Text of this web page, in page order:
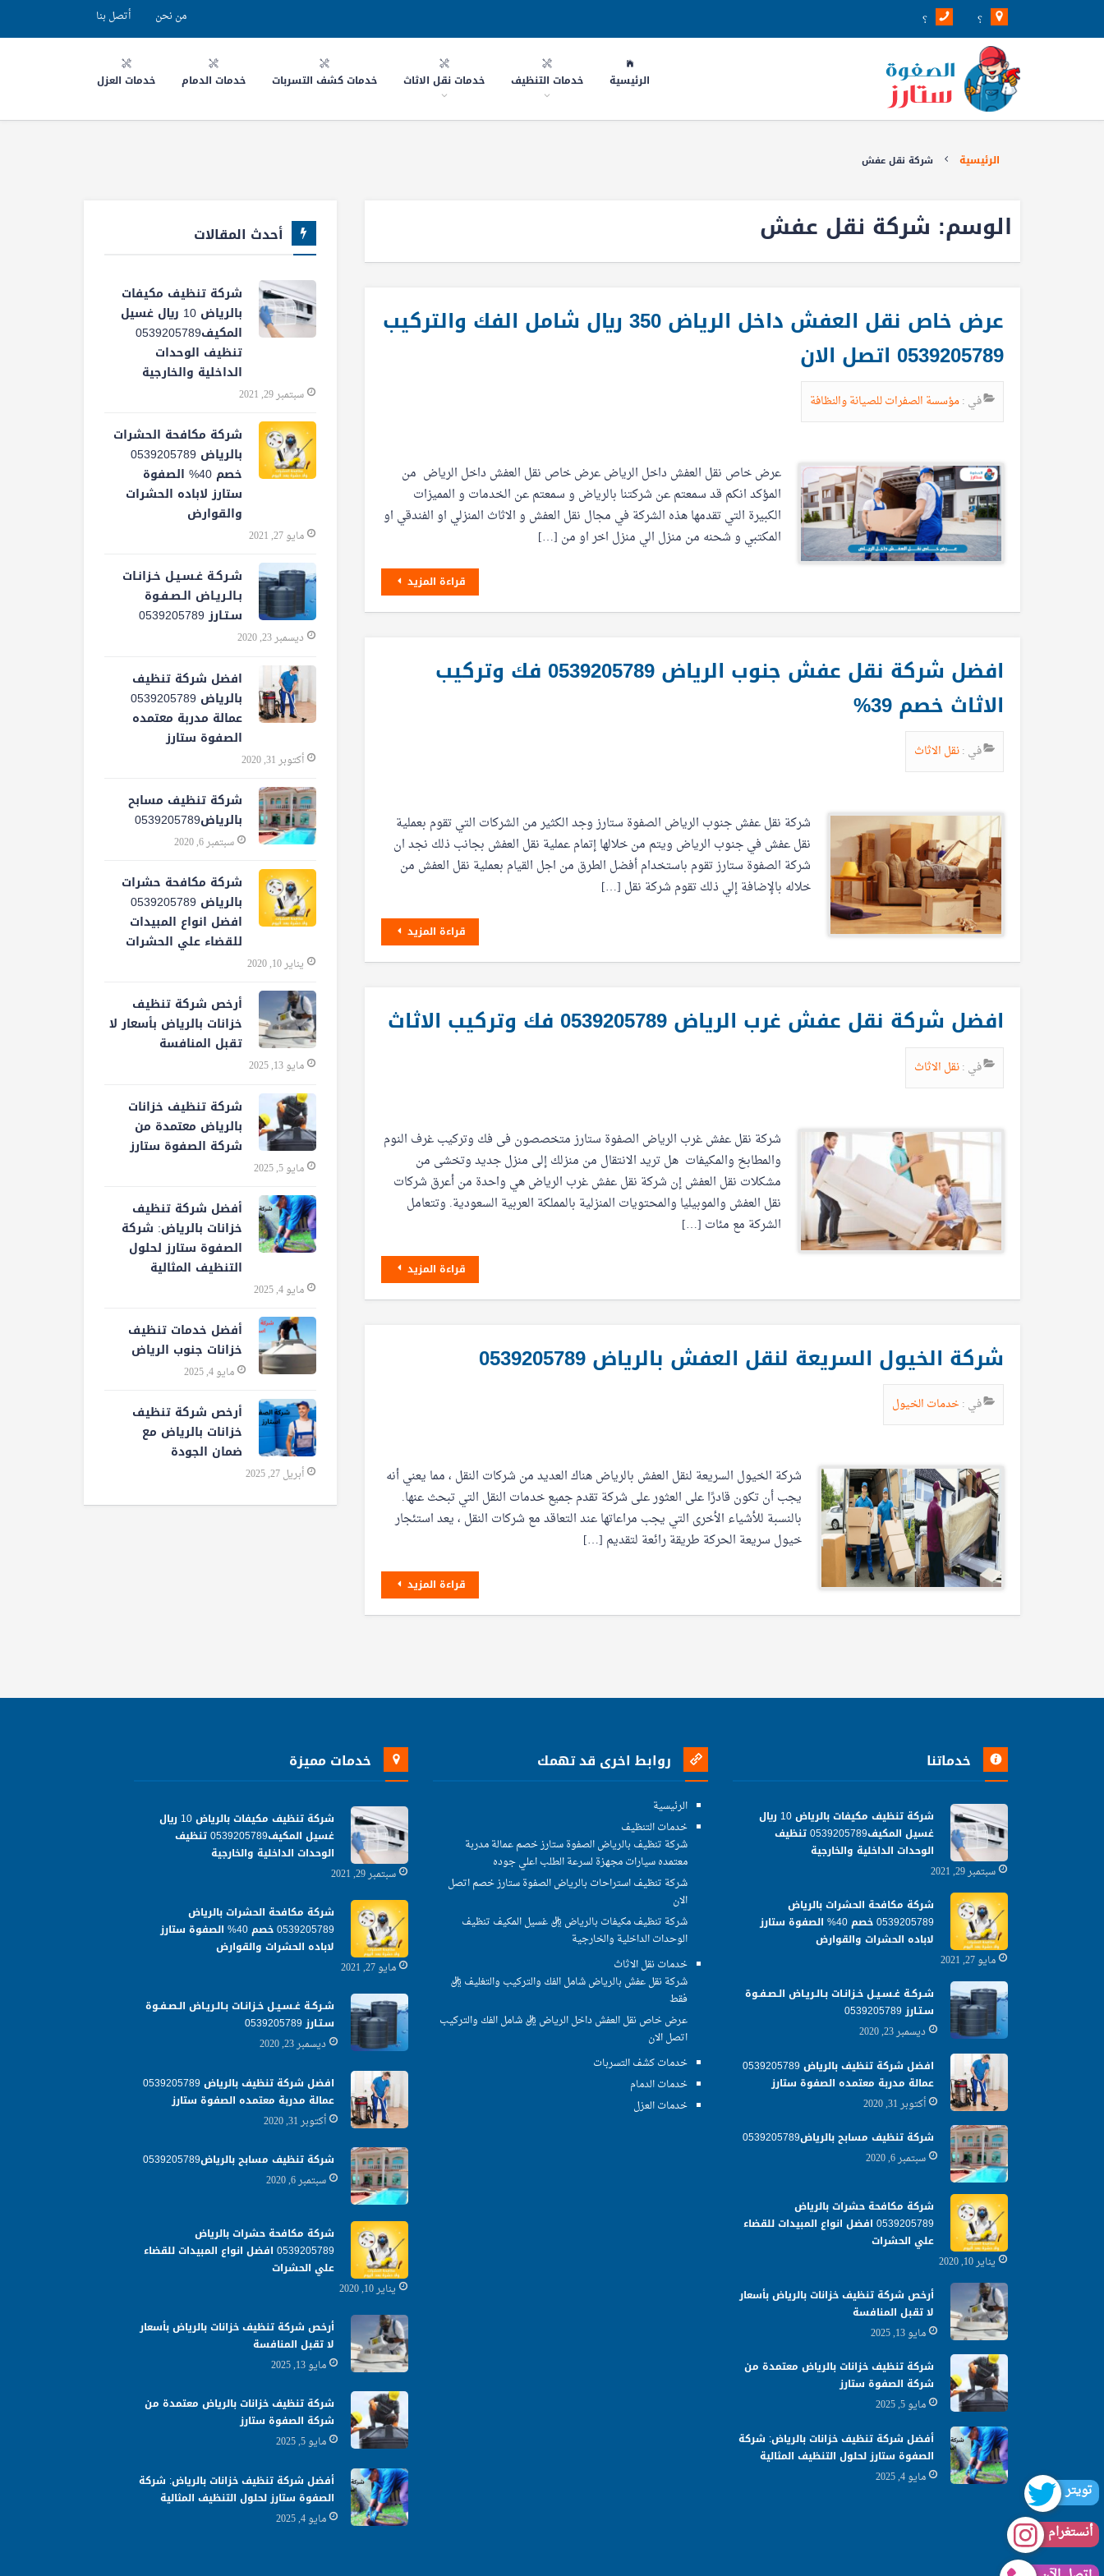
؟ أتصل بنا من نحن
الرئيسية خدمات التنظيف خدمات نقل الاثاث خدمات كشف التسربات خدمات الدمام خدمات العزل
الرئيسية شركة نقل عفش
الوسم: شركة نقل عفش
عرض خاص نقل العفش داخل الرياض 350 ريال شامل الفك والتركيب
0539205789 اتصل الان
في :مؤسسة الصفرات للصيانة والنظافة
عرض خاص نقل العفش داخل الرياض عرض خاص نقل العفش داخل الرياض من
المؤكد انكم قد سمعتم عن شركتنا بالرياض و سمعتم عن الخدمات و المميزات
الكبيرة التي تقدمها هذه الشركة في مجال نقل العفش و الاثاث المنزلي او الفندقي او
المكتبي و شحنه من منزل الي منزل اخر او من […]
قراءة المزيد
افضل شركة نقل عفش جنوب الرياض 0539205789 فك وتركيب
الاثاث خصم 39%
في :نقل الاثاث
شركة نقل عفش جنوب الرياض الصفوة ستارز وجد الكثير من الشركات التي تقوم بعملية
نقل عفش في جنوب الرياض ويتم من خلالها إتمام عملية نقل العفش بجانب ذلك نجد ان
شركة الصفوة ستارز تقوم باستخدام أفضل الطرق من اجل القيام بعملية نقل العفش من
خلاله بالإضافة إلي ذلك تقوم شركة نقل […]
قراءة المزيد
افضل شركة نقل عفش غرب الرياض 0539205789 فك وتركيب الاثاث
في :نقل الاثاث
شركة نقل عفش غرب الرياض الصفوة ستارز متخصصون فى فك وتركيب غرف النوم
والمطابخ والمكيفات هل تريد الانتقال من منزلك إلى منزل جديد وتخشى من
مشكلات نقل العفش إن شركة نقل عفش غرب الرياض هي واحدة من أعرق شركات
نقل العفش والموبيليا والمحتويات المنزلية بالمملكة العربية السعودية. وتتعامل
الشركة مع مئات […]
قراءة المزيد
شركة الخيول السريعة لنقل العفش بالرياض 0539205789
في : خدمات الخيول
شركة الخيول السريعة لنقل العفش بالرياض هناك العديد من شركات النقل ، مما يعني أنه
يجب أن تكون قادرًا على العثور على شركة تقدم جميع خدمات النقل التي تبحث عنها.
بالنسبة للأشياء الأخرى التي يجب مراعاتها عند التعاقد مع شركات النقل ، يعد استئجار
خيول سريعة الحركة طريقة رائعة لتقديم […]
قراءة المزيد
أحدث المقالات
شركة تنظيف مكيفات
بالرياض 10 ريال غسيل
المكيف0539205789
تنظيف الوحدات
الداخلية والخارجية
سبتمبر 29, 2021
شركة مكافحة الحشرات
بالرياض 0539205789
خصم 40% الصفوة
ستارز لاباده الحشرات
والقوارض
مايو 27, 2021
شـركـة غـسـيـل خـزانـات
بـالـريـاض الـصـفـوة
سـتـارز 0539205789
ديسمبر 23, 2020
افضل شركة تنظيف
بالرياض 0539205789
عمالة مدربة معتمده
الصفوة ستارز
أكتوبر 31, 2020
شركة تنظيف مسابح
بالرياض0539205789
سبتمبر 6, 2020
شركة مكافحة حشرات
بالرياض 0539205789
افضل انواع المبيدات
للقضاء علي الحشرات
يناير 10, 2020
أرخص شركة تنظيف
خزانات بالرياض بأسعار لا
تقبل المنافسة
مايو 13, 2025
شركة تنظيف خزانات
بالرياض معتمدة من
شركة الصفوة ستارز
مايو 5, 2025
أفضل شركة تنظيف
خزانات بالرياض: شركة
الصفوة ستارز لحلول
التنظيف المثالية
مايو 4, 2025
أفضل خدمات تنظيف
خزانات جنوب الرياض
مايو 4, 2025
أرخص شركة تنظيف
خزانات بالرياض مع
ضمان الجودة
أبريل 27, 2025
خدماتنا
شركة تنظيف مكيفات بالرياض 10 ريال
غسيل المكيف0539205789 تنظيف
الوحدات الداخلية والخارجية
سبتمبر 29, 2021
شركة مكافحة الحشرات بالرياض
0539205789 خصم 40% الصفوة ستارز
لاباده الحشرات والقوارض
مايو 27, 2021
شـركـة غـسـيـل خـزانـات بـالـريـاض الـصـفـوة
سـتـارز 0539205789
ديسمبر 23, 2020
افضل شركة تنظيف بالرياض 0539205789
عمالة مدربة معتمده الصفوة ستارز
أكتوبر 31, 2020
شركة تنظيف مسابح بالرياض0539205789
سبتمبر 6, 2020
شركة مكافحة حشرات بالرياض
0539205789 افضل انواع المبيدات للقضاء
علي الحشرات
يناير 10, 2020
أرخص شركة تنظيف خزانات بالرياض بأسعار
لا تقبل المنافسة
مايو 13, 2025
شركة تنظيف خزانات بالرياض معتمدة من
شركة الصفوة ستارز
مايو 5, 2025
أفضل شركة تنظيف خزانات بالرياض: شركة
الصفوة ستارز لحلول التنظيف المثالية
مايو 4, 2025
روابط اخرى قد تهمك
الرئيسية
خدمات التنظيف
شركة تنظيف بالرياض الصفوة ستارز خصم عمالة مدربة
معتمده سيارات مجهزة لسرعة الطلب اعلي جوده
شركة تنظيف استراحات بالرياض الصفوة ستارز خصم اتصل
الان
شركة تنظيف مكيفات بالرياض ريال غسيل المكيف تنظيف
الوحدات الداخلية والخارجية
خدمات نقل الاثاث
شركة نقل عفش بالرياض شامل الفك والتركيب والتغليف ريال
فقط
عرض خاص نقل العفش داخل الرياض ريال شامل الفك والتركيب
اتصل الان
خدمات كشف التسربات
خدمات الدمام
خدمات العزل
خدمات مميزة
شركة تنظيف مكيفات بالرياض 10 ريال
غسيل المكيف0539205789 تنظيف
الوحدات الداخلية والخارجية
سبتمبر 29, 2021
شركة مكافحة الحشرات بالرياض
0539205789 خصم 40% الصفوة ستارز
لاباده الحشرات والقوارض
مايو 27, 2021
شـركـة غـسـيـل خـزانـات بـالـريـاض الـصـفـوة
سـتـارز 0539205789
ديسمبر 23, 2020
افضل شركة تنظيف بالرياض 0539205789
عمالة مدربة معتمده الصفوة ستارز
أكتوبر 31, 2020
شركة تنظيف مسابح بالرياض0539205789
سبتمبر 6, 2020
شركة مكافحة حشرات بالرياض
0539205789 افضل انواع المبيدات للقضاء
علي الحشرات
يناير 10, 2020
أرخص شركة تنظيف خزانات بالرياض بأسعار
لا تقبل المنافسة
مايو 13, 2025
شركة تنظيف خزانات بالرياض معتمدة من
شركة الصفوة ستارز
مايو 5, 2025
أفضل شركة تنظيف خزانات بالرياض: شركة
الصفوة ستارز لحلول التنظيف المثالية
مايو 4, 2025
أنستغرام
تويتر